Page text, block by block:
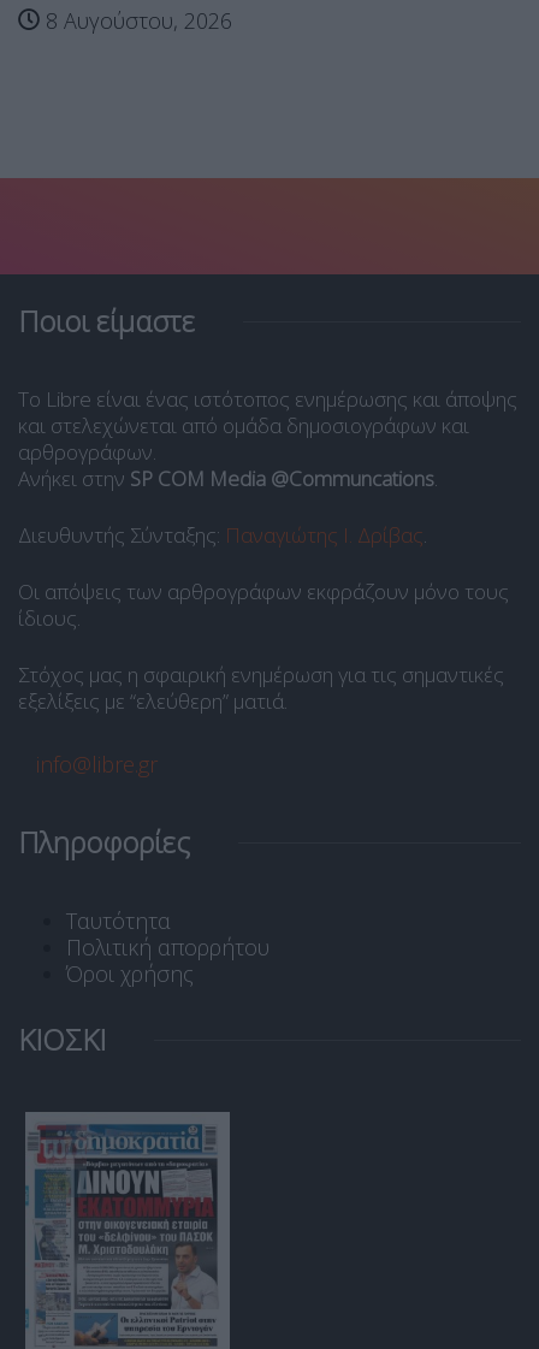
8 Αυγούστου, 2026
Ποιοι είμαστε
Το Libre είναι ένας ιστότοπος ενημέρωσης και άποψης
και στελεχώνεται από ομάδα δημοσιογράφων και
αρθρογράφων.
Ανήκει στην SP COM Media @Communcations.
Διευθυντής Σύνταξης: Παναγιώτης Ι. Δρίβας.
Οι απόψεις των αρθρογράφων εκφράζουν μόνο τους
ίδιους.
Στόχος μας η σφαιρική ενημέρωση για τις σημαντικές
εξελίξεις με “ελεύθερη” ματιά.
info@libre.gr
Πληροφορίες
Ταυτότητα
Πολιτική απορρήτου
Όροι χρήσης
ΚΙΟΣΚΙ